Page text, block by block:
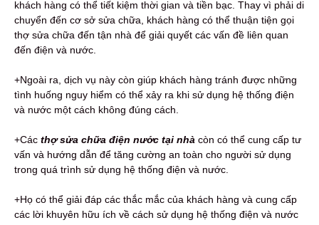
khách hàng có thể tiết kiệm thời gian và tiền bạc. Thay vì phải di
chuyển đến cơ sở sửa chữa, khách hàng có thể thuận tiện gọi
thợ sửa chữa đến tận nhà để giải quyết các vấn đề liên quan
đến điện và nước.
+Ngoài ra, dịch vụ này còn giúp khách hàng tránh được những
tình huống nguy hiểm có thể xảy ra khi sử dụng hệ thống điện
và nước một cách không đúng cách.
+Các thợ sửa chữa điện nước tại nhà còn có thể cung cấp tư
vấn và hướng dẫn để tăng cường an toàn cho người sử dụng
trong quá trình sử dụng hệ thống điện và nước.
+Họ có thể giải đáp các thắc mắc của khách hàng và cung cấp
các lời khuyên hữu ích về cách sử dụng hệ thống điện và nước